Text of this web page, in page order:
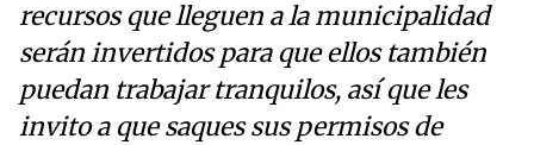
recursos que lleguen a la municipalidad
serán invertidos para que ellos también
puedan trabajar tranquilos, así que les
invito a que saques sus permisos de